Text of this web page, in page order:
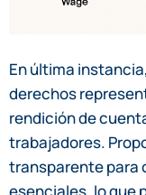
En última
derechos
rendición de
trabajadores.
transparente para